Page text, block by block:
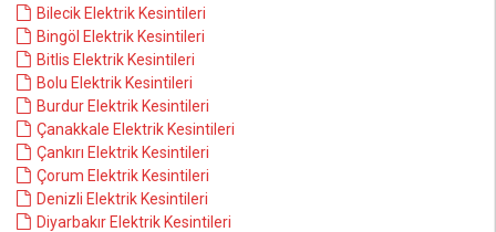
Bilecik Elektrik Kesintileri
Bingöl Elektrik Kesintileri
Bitlis Elektrik Kesintileri
Bolu Elektrik Kesintileri
Burdur Elektrik Kesintileri
Çanakkale Elektrik Kesintileri
Çankırı Elektrik Kesintileri
Çorum Elektrik Kesintileri
Denizli Elektrik Kesintileri
Diyarbakır Elektrik Kesintileri